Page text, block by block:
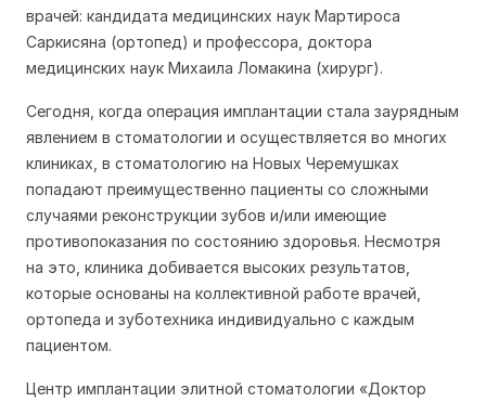
врачей: кандидата медицинских наук Мартироса
Саркисяна (ортопед) и профессора, доктора
медицинских наук Михаила Ломакина (хирург).
Сегодня, когда операция имплантации стала заурядным
явлением в стоматологии и осуществляется во многих
клиниках, в стоматологию на Новых Черемушках
попадают преимущественно пациенты со сложными
случаями реконструкции зубов и/или имеющие
противопоказания по состоянию здоровья. Несмотря
на это, клиника добивается высоких результатов,
которые основаны на коллективной работе врачей,
ортопеда и зуботехника индивидуально с каждым
пациентом.
Центр имплантации элитной стоматологии «Доктор